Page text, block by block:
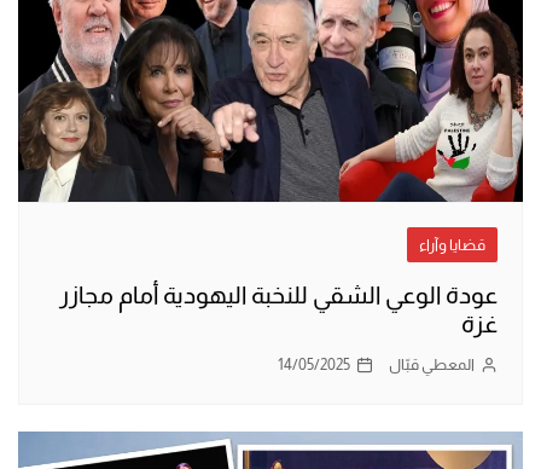
قضايا وآراء
عودة الوعي الشقي للنخبة اليهودية أمام مجازر
غزة
المعطي قبّال 14/05/2025